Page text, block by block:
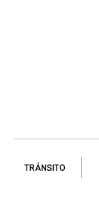
TRÁNSITO